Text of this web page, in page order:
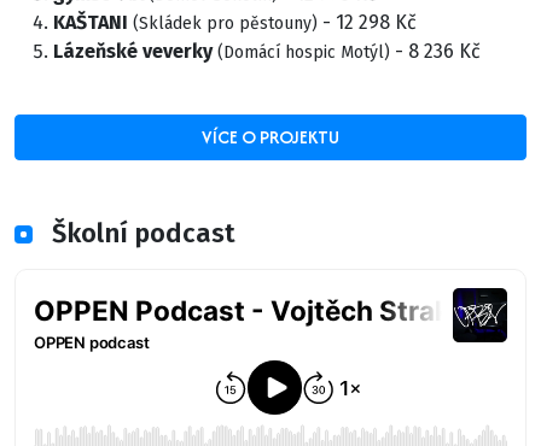
KAŠTANI (Skládek pro pěstouny) - 12 298 Kč
Lázeňské veverky (Domácí hospic Motýl) - 8 236 Kč
VÍCE O PROJEKTU
Školní podcast